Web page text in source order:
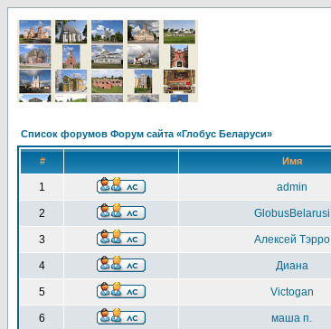
Список форумов Форум сайта «Глобус Беларуси»
# Имя
1 admin
2 GlobusBelarusi
3 Алексей Тэрро
4 Диана
5 Victogan
6 маша п.